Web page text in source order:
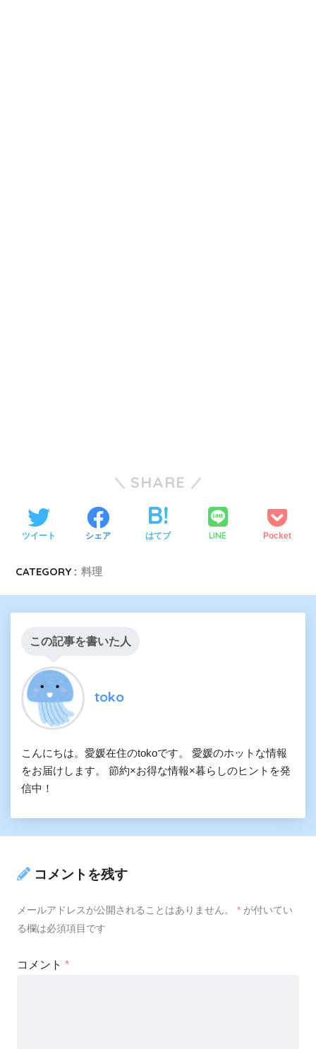
SHARE
ツイート シェア はてブ LINE Pocket
CATEGORY : 料理
この記事を書いた人
toko
こんにちは。愛媛在住のtokoです。 愛媛のホットな情報
をお届けします。 節約×お得な情報×暮らしのヒントを発
信中！
コメントを残す
メールアドレスが公開されることはありません。 * が付いてい
る欄は必須項目です
コメント *